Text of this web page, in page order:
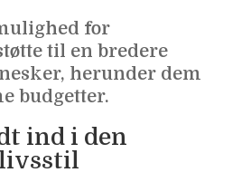
for
til en bredere
herunder dem
budgetter.
ind i den